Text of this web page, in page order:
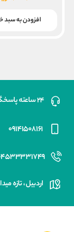
افزودن به سبد
۲۴ ساعته پاسخگوی شما هستیم .
۰۹۱۴۱۵۰۸۱۶۱
اردبیل ، تازه